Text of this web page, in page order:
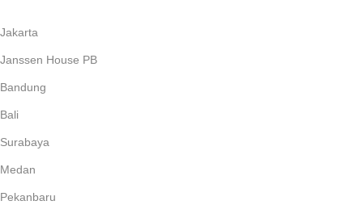
Jakarta
Janssen House PB
Bandung
Bali
Surabaya
Medan
Pekanbaru